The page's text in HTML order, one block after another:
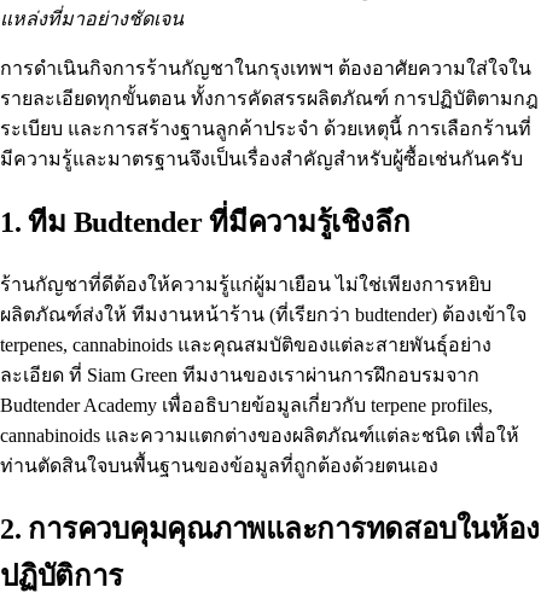
แหล่งที่มาอย่างชัดเจน
การดำเนินกิจการร้านกัญชาในกรุงเทพฯ ต้องอาศัยความใส่ใจใน
รายละเอียดทุกขั้นตอน ทั้งการคัดสรรผลิตภัณฑ์ การปฏิบัติตามกฎ
ระเบียบ และการสร้างฐานลูกค้าประจำ ด้วยเหตุนี้ การเลือกร้านที่
มีความรู้และมาตรฐานจึงเป็นเรื่องสำคัญสำหรับผู้ซื้อเช่นกันครับ
1. ทีม Budtender ที่มีความรู้เชิงลึก
ร้านกัญชาที่ดีต้องให้ความรู้แก่ผู้มาเยือน ไม่ใช่เพียงการหยิบ
ผลิตภัณฑ์ส่งให้ ทีมงานหน้าร้าน (ที่เรียกว่า budtender) ต้องเข้าใจ
terpenes, cannabinoids และคุณสมบัติของแต่ละสายพันธุ์อย่าง
ละเอียด ที่ Siam Green ทีมงานของเราผ่านการฝึกอบรมจาก
Budtender Academy เพื่ออธิบายข้อมูลเกี่ยวกับ terpene profiles,
cannabinoids และความแตกต่างของผลิตภัณฑ์แต่ละชนิด เพื่อให้
ท่านตัดสินใจบนพื้นฐานของข้อมูลที่ถูกต้องด้วยตนเอง
2. การควบคุมคุณภาพและการทดสอบในห้อง
ปฏิบัติการ